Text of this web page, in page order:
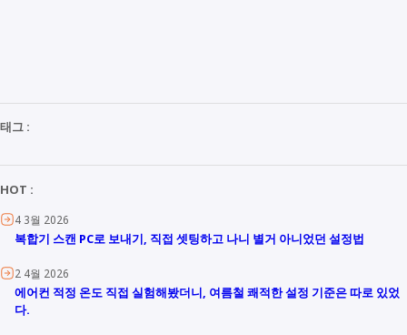
태그 :
HOT :
4 3월 2026
복합기 스캔 PC로 보내기, 직접 셋팅하고 나니 별거 아니었던 설정법
2 4월 2026
에어컨 적정 온도 직접 실험해봤더니, 여름철 쾌적한 설정 기준은 따로 있었
다.